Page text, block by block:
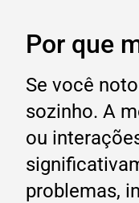
Por que
Se você
sozinho. A
ou
problemas,